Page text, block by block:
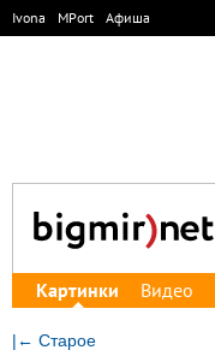
Ivona MPort Афиша
Картинки Видео
|← Старое